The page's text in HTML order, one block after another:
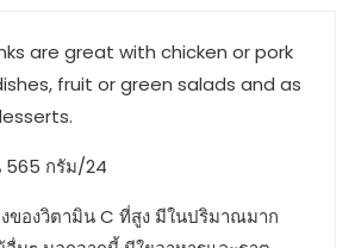
are great with chicken or pork
fruit or green salads and as
กรัม/24
ของวิตามิน C ที่สูง มีในปริมาณมาก